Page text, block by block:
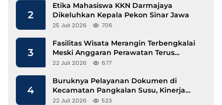
2
Etika Mahasiswa KKN Darmajaya
Dikeluhkan Kepala Pekon Sinar Jawa
25 Juli 2026 706
3
Fasilitas Wisata Merangin Terbengkalai
Meski Anggaran Perawatan Terus
Mengalir
22 Juli 2026 677
4
Buruknya Pelayanan Dokumen di
Kecamatan Pangkalan Susu, Kinerja
Disdukcapil Langkat Disorot
22 Juli 2026 523